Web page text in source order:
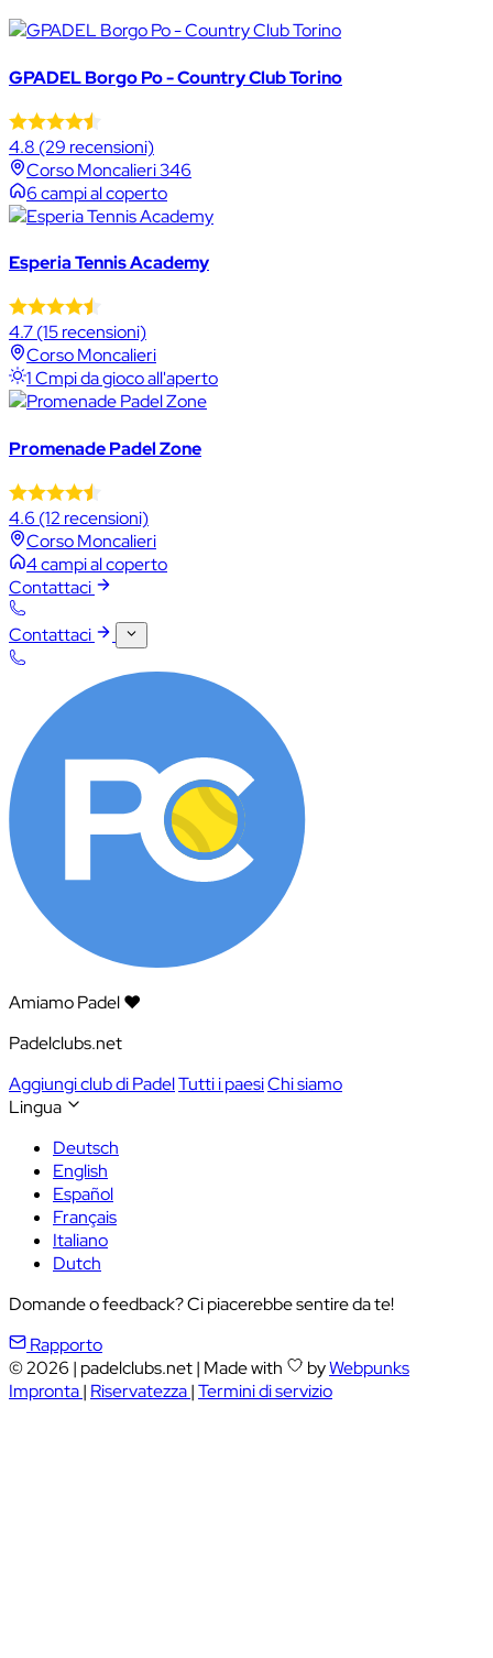
GPADEL Borgo Po - Country Club Torino
4.8 (29 recensioni)
Corso Moncalieri 346
6 campi al coperto
Esperia Tennis Academy
4.7(15 recensioni)
Corso Moncalieri
1 Cmpi da gioco all'aperto
Promenade Padel Zone
4.6 (12 recensioni)
Corso Moncalieri
4 campi al coperto
Contattaci
Contattaci
Amiamo Padel ❤️
Padelclubs.net
Aggiungi club di PadelTutti i paesiChi siamo
Lingua
Deutsch
English
Español
Français
Italiano
Dutch
Domande o feedback? Ci piacerebbe sentire da te!
Rapporto
© 2026 | padelclubs.net| Made with byWebpunks
Impronta| Riservatezza|Termini di servizio